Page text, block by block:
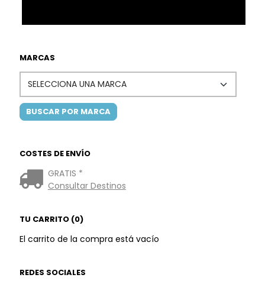
MARCAS
COSTES DE ENVÍO
GRATIS *
Consultar Destinos
TU CARRITO (0)
El carrito de la compra está vacío
REDES SOCIALES